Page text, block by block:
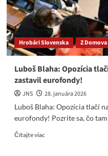
Hrobári Slovenska Z Domova
Luboš Blaha: Opozícia
zastavil eurofondy!
JNS
28. januára 2026
Luboš Blaha: Opozícia tlačí
eurofondy! Pozrite sa, čo
Čítajte viacRead